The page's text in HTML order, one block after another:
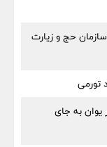
حج و زیارت
تورمی
به جای